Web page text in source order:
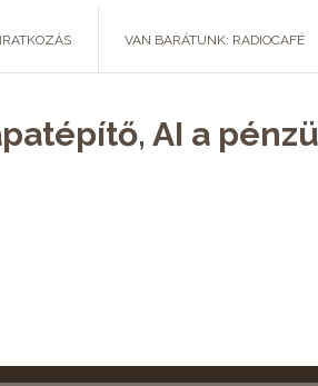
VAN BARÁTUNK: RADIOCAFÉ
AI a